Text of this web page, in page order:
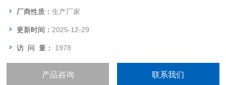
厂商性质：生产厂家
更新时间： 2025-12-29
访 问 量： 1978
产品咨询 联系我们